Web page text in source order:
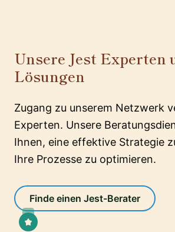
Unsere Jest Experten
Lösungen
Zugang zu unserem Netzwerk
Experten. Unsere
Ihnen, eine effektive Strategie
Ihre Prozesse zu optimieren.
Finde einen Jest-Berater